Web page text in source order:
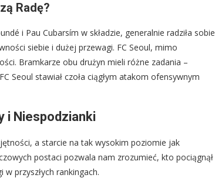
Radę?
i Pau Cubarsím w składzie, generalnie radziła sobie
siebie i dużej przewagi. FC Seoul, mimo
Bramkarze obu drużyn mieli różne zadania –
Seoul stawiał czoła ciągłym atakom ofensywnym
i Niespodzianki
a starcie na tak wysokim poziomie jak
postaci pozwala nam zrozumieć, kto pociągnął
przyszłych rankingach.